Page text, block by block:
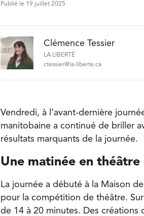
Publié le 19 juillet 2025
Clémence Tessier
LA LIBERTÉ
ctessier@la-liberte.ca
Vendredi, à l’avant-dernière
manitobaine a continué de briller
résultats marquants de la journée.
Une matinée en théâtre
La journée a débuté à la Maison
pour la compétition de théâtre.
de 14 à 20 minutes. Des créations